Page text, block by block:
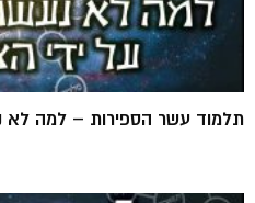
תלמוד עשר הספירות – למה לא